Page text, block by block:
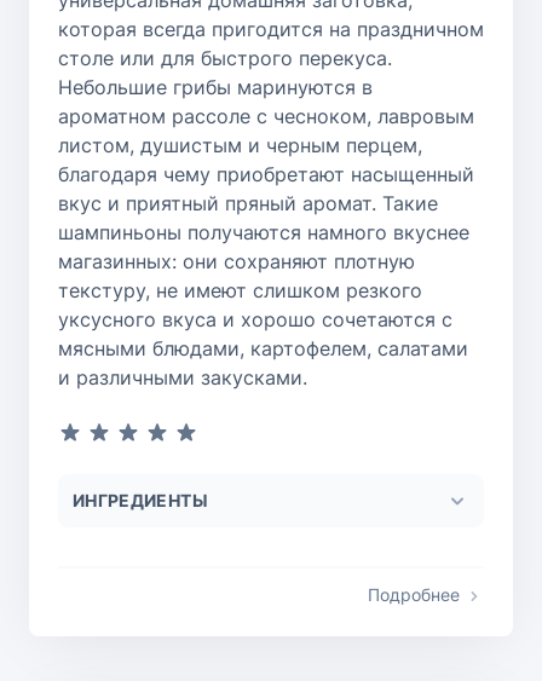
которая всегда пригодится на праздничном
столе или для быстрого перекуса.
Небольшие грибы маринуются в
ароматном рассоле с чесноком, лавровым
листом, душистым и черным перцем,
благодаря чему приобретают насыщенный
вкус и приятный пряный аромат. Такие
шампиньоны получаются намного вкуснее
магазинных: они сохраняют плотную
текстуру, не имеют слишком резкого
уксусного вкуса и хорошо сочетаются с
мясными блюдами, картофелем, салатами
и различными закусками.
ИНГРЕДИЕНТЫ
Подробнее